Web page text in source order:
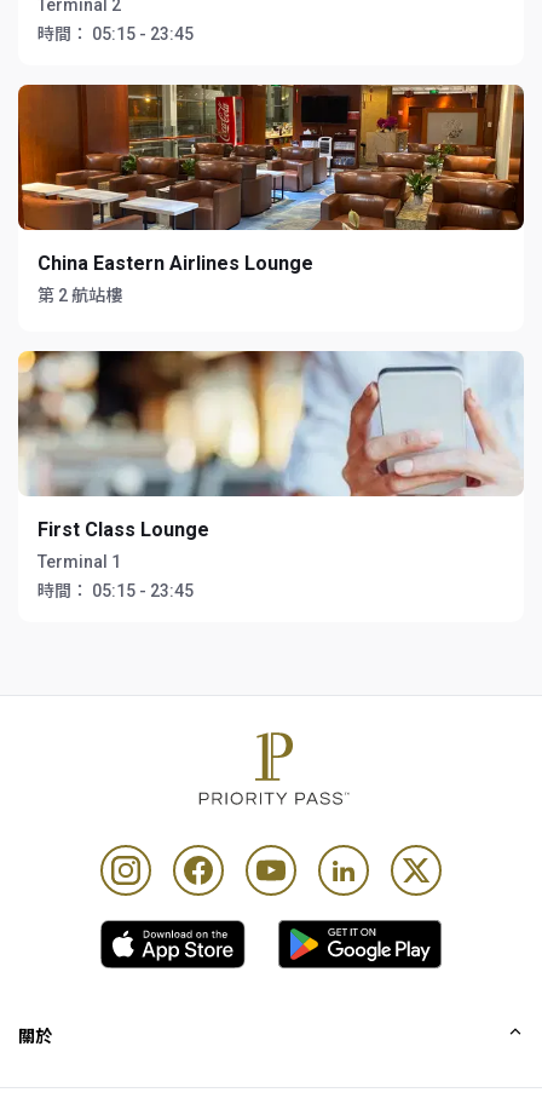
Terminal 2
時間：
05:15 - 23:45
China Eastern Airlines Lounge
第 2 航站樓
First Class Lounge
Terminal 1
時間：
05:15 - 23:45
關於